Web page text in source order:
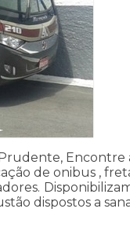
de onibus ,
dispostos a